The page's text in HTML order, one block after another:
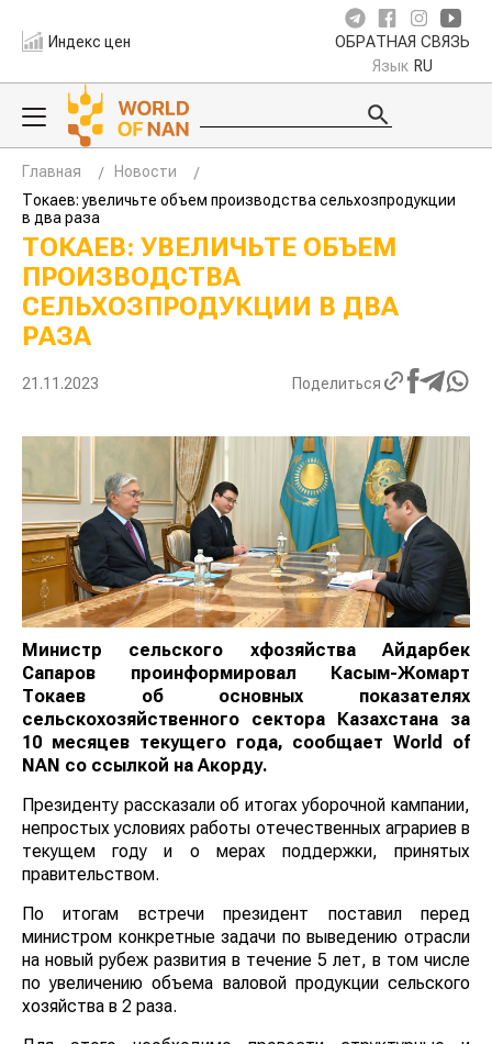
Индекс цен ОБРАТНАЯ СВЯЗЬ
Язык RU
Главная
Новости
Токаев: увеличьте объем производства сельхозпродукции
в два раза
ТОКАЕВ: УВЕЛИЧЬТЕ ОБЪЕМ
ПРОИЗВОДСТВА
СЕЛЬХОЗПРОДУКЦИИ В ДВА
РАЗА
21.11.2023 Поделиться
Министр сельского хфозяйства Айдарбек
Сапаров проинформировал Касым-Жомарт
Токаев об основных показателях
сельскохозяйственного сектора Казахстана за
10 месяцев текущего года, сообщаетWorld
of
NAN со ссылкой на Акорду.
Президенту рассказали об итогах уборочной кампании,
непростых условиях работы отечественных аграриев в
текущем году и о мерах поддержки, принятых
правительством.
По итогам встречи президент поставил перед
министром конкретные задачи по выведению отрасли
на новый рубеж развития в течение 5 лет, в том числе
по увеличению объема валовой продукции сельского
хозяйства в 2 раза.